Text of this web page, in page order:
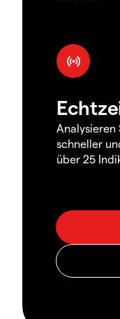
Analysieren
schneller
über 25